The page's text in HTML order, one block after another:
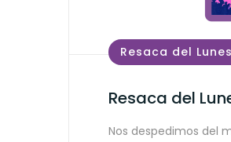
Resaca del Lunes
Resaca del
Nos despedimos del